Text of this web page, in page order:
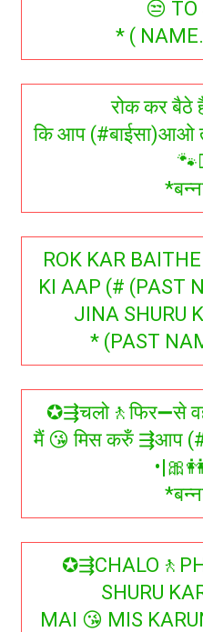
😒 TO
* (
रोक कर बैठे
कि आप (#बाईसा)आओ
ROK KAR
KI AAP (# (PAST
JINA SHURU
* (PAST
✪⇶चलो🚶फिर➖से
मैं 😘 मिस करुँ ⇶आप
SHURU
MAI 😘 MIS